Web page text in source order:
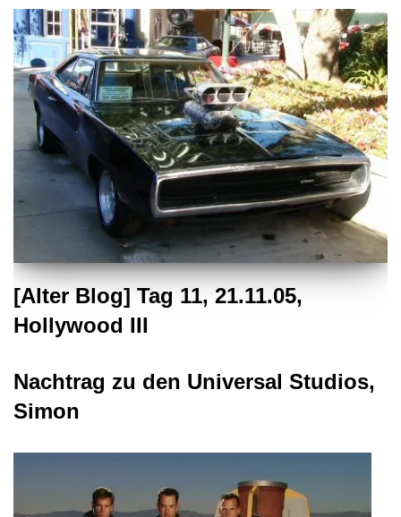
[Alter Blog] Tag 11, 21.11.05,
Hollywood III
Nachtrag zu den Universal Studios,
Simon